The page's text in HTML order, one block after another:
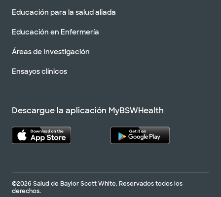
Educación para la salud aliada
Educación en Enfermería
Áreas de Investigación
Ensayos clínicos
Descargue la aplicación MyBSWHealth
©2026 Salud de Baylor Scott White. Reservados todos los
derechos.